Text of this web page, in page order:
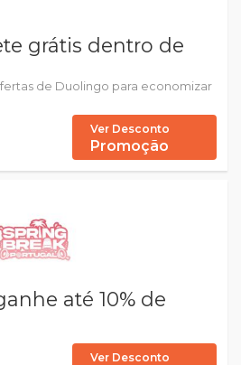
grátis dentro de
de Duolingo para economizar
Ver Desconto
Promoção
até 10% de
Ver Desconto